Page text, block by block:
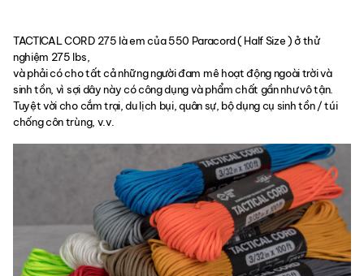
TACTICAL CORD 275 là em của 550 Paracord ( Half Size ) ở thử
nghiệm 275 lbs,
và phải có cho tất cả những người đam mê hoạt động ngoài trời và
sinh tồn, vì sợi dây này có công dụng và phẩm chất gần như vô tận.
Tuyệt vời cho cắm trại, du lịch bụi, quân sự, bộ dụng cụ sinh tồn / túi
chống côn trùng, v.v.